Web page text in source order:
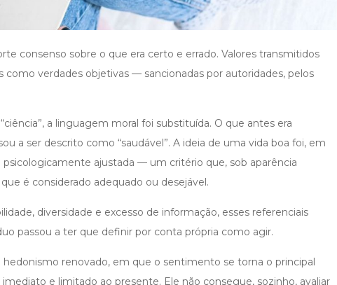
consenso sobre o que era certo e errado. Valores transmitidos
como verdades objetivas — sancionadas por autoridades, pelos
a linguagem moral foi substituída. O que antes era
a ser descrito como “saudável”. A ideia de uma vida boa foi, em
ajustada — um critério que, sob aparência
é considerado adequado ou desejável.
diversidade e excesso de informação, esses referenciais
passou a ter que definir por conta própria como agir.
renovado, em que o sentimento se torna o principal
e limitado ao presente. Ele não consegue, sozinho, avaliar